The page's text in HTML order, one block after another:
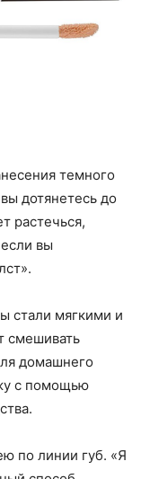
темного
дотянетесь до
растечься,
вы
стали мягкими и
смешивать
домашнего
с помощью
по линии губ. «Я